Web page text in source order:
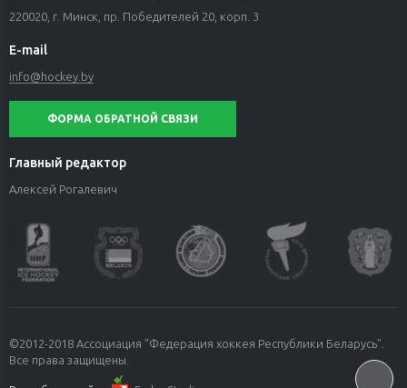
220020, г. Минск, пр. Победителей 20, корп. 3
E-mail
info@hockey.by
ФОРМА ОБРАТНОЙ СВЯЗИ
Главный редактор
Алексей Рогалевич
©2012-2018 Ассоциация "Федерация хоккея Республики Беларусь".
Все права защищены.